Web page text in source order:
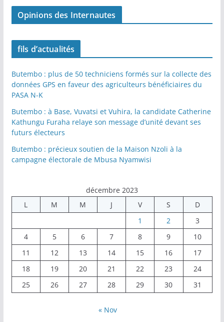
s
c
e
b
o
o
k
Opinions des Internautes
fils d’actualités
Butembo : plus de 50 techniciens formés sur la collecte des
données GPS en faveur des agriculteurs bénéficiaires du
PASA N-K
Butembo : à Base, Vuvatsi et Vuhira, la candidate Catherine
Kathungu Furaha relaye son message d’unité devant ses
futurs électeurs
Butembo : précieux soutien de la Maison Nzoli à la
campagne électorale de Mbusa Nyamwisi
décembre 2023
L
M M J V S
D
1
2
3
4
5 6 7 8 9
10
11
12 13 14 15 16
17
18
19 20 21 22 23
24
25
26 27 28 29 30 31
« Nov